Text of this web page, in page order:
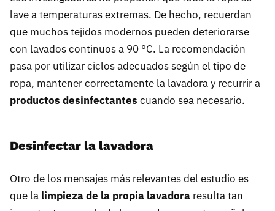
lave a temperaturas extremas. De hecho, recuerdan
que muchos tejidos modernos pueden deteriorarse
con lavados continuos a 90 °C. La recomendación
pasa por utilizar ciclos adecuados según el tipo de
ropa, mantener correctamente la lavadora y recurrir a
productos desinfectantes cuando sea necesario.
Desinfectar la lavadora
Otro de los mensajes más relevantes del estudio es
que la limpieza de la propia lavadora resulta tan